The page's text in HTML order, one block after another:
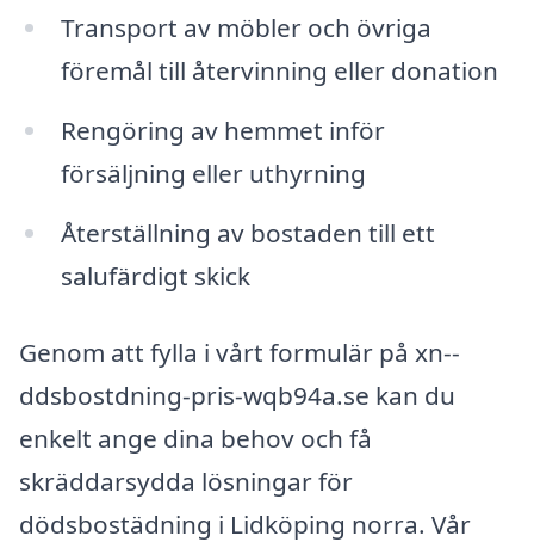
Transport av möbler och övriga
föremål till återvinning eller donation
Rengöring av hemmet inför
försäljning eller uthyrning
Återställning av bostaden till ett
salufärdigt skick
Genom att fylla i vårt formulär på xn--
ddsbostdning-pris-wqb94a.se kan du
enkelt ange dina behov och få
skräddarsydda lösningar för
dödsbostädning i Lidköping norra. Vår